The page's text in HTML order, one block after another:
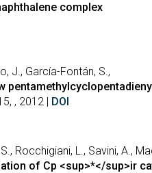
complex
J., García-Fontán, S.,
, 2012 | DOI
Rocchigiani, L., Savini, A.,
of Cp <sup>*</sup>ir